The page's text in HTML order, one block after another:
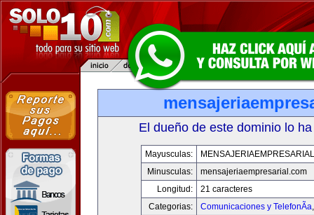
El dueño de este dominio lo
Mayusculas:
Minusculas:
mensajeriaempresarial.com
Longitud:
21 caracteres
Categorias:
Comunicaciones y TelefonÃ­a